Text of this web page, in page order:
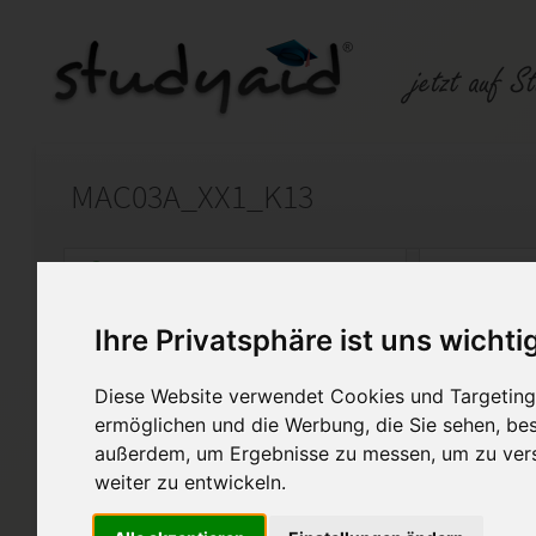
Ihre Privatsphäre ist uns
Diese Website verwendet Cookies und
ermöglichen und die Werbung, die Sie sehen,
außerdem, um Ergebnisse zu messen, um zu
weiter zu entwickeln.
MAC03A_XX1_K13
Auf StudyAid.de verkaufen
Startseite Abitur und Hochschule
Analysis Teil 2
Bitte nicht 1:1 kopieren. ESA
1,0, volle Punktzahl.